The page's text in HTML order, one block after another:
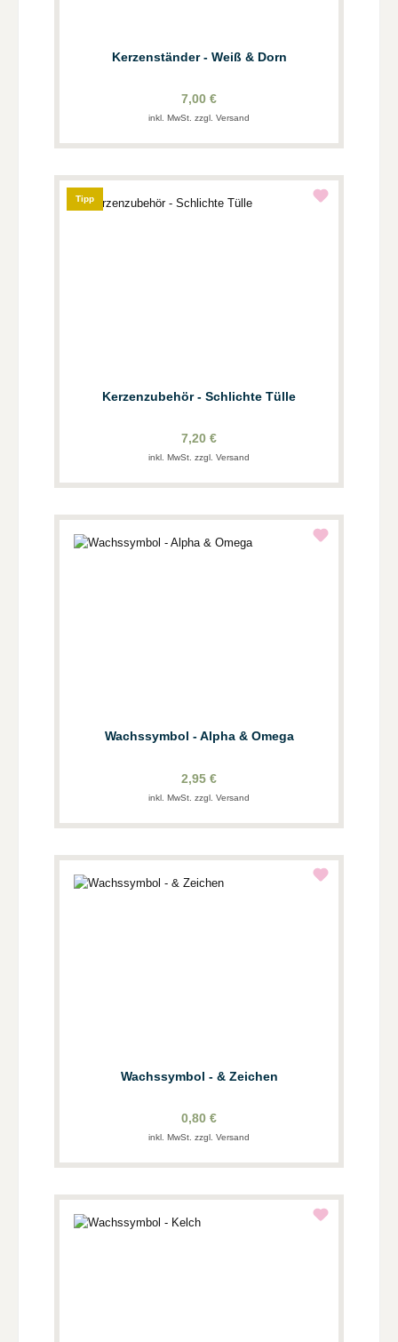
Kerzenständer - Weiß & Dorn
7,00 €
inkl. MwSt. zzgl. Versand
Tipp
Kerzenzubehör - Schlichte Tülle
7,20 €
inkl. MwSt. zzgl. Versand
Wachssymbol - Alpha & Omega
2,95 €
inkl. MwSt. zzgl. Versand
Wachssymbol - & Zeichen
0,80 €
inkl. MwSt. zzgl. Versand